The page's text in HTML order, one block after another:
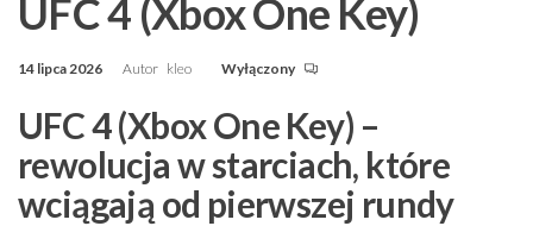
UFC 4 (Xbox One Key)
14 lipca 2026 Autor kleo Wyłączony
UFC 4 (Xbox One Key) –
rewolucja w starciach, które
wciągają od pierwszej rundy